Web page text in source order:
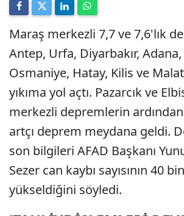
Maraş merkezli 7,7 ve 7,6'lık
Antep, Urfa, Diyarbakır, Adana,
Osmaniye, Hatay, Kilis ve
yıkıma yol açtı. Pazarcık ve
merkezli depremlerin
artçı deprem meydana geldi.
son bilgileri AFAD Başkanı
Sezer can kaybı sayısının 40
yükseldiğini söyledi.